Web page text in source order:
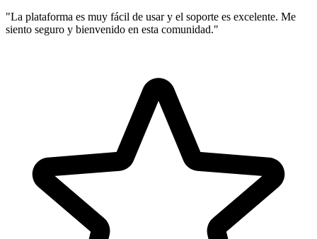
"La plataforma es muy fácil de usar y el soporte es excelente. Me
siento seguro y bienvenido en esta comunidad."